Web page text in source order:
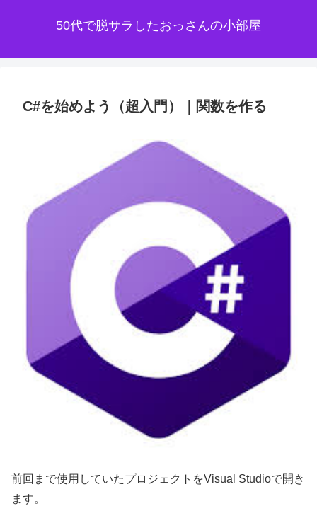
50代で脱サラしたおっさんの小部屋
C#を始めよう（超入門）｜関数を作る
前回まで使用していたプロジェクトをVisual Studioで開き
ます。